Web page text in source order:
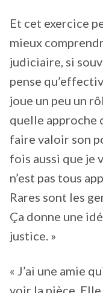
Et cet exercice
mieux
judiciaire, si
pense
joue un peu un
quelle approche
faire valoir son
fois aussi que je
n’est pas tous
Rares sont les
Ça donne une
justice. »
« J’ai une amie
voir la pièce. Elle